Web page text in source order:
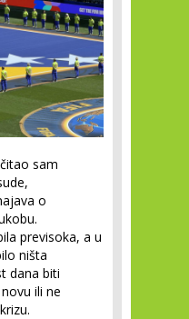
sam
o
previsoka, a u
ništa
dana biti
ili ne